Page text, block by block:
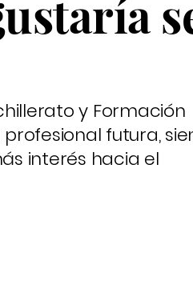
y Formación
futura,
interés hacia el